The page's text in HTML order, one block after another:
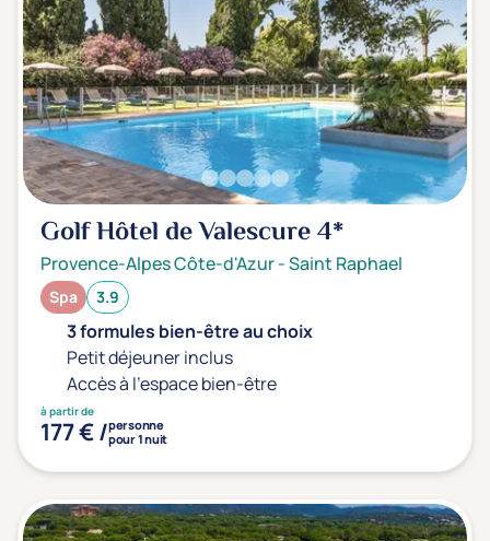
Golf Hôtel de Valescure4*
Provence-Alpes Côte-d'Azur-Saint Raphael
Spa 3.9
3 formules bien-être au choix
Petit déjeuner inclus
Accès à l'espace bien-être
à partir de
177 € /personne
pour 1 nuit